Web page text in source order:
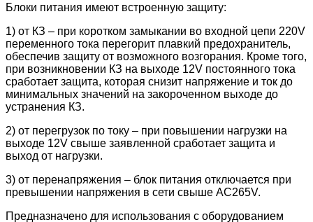
Блоки питания имеют встроенную защиту:
1) от КЗ – при коротком замыкании во входной цепи 220V
переменного тока перегорит плавкий предохранитель,
обеспечив защиту от возможного возгорания. Кроме того,
при возникновении КЗ на выходе 12V постоянного тока
сработает защита, которая снизит напряжение и ток до
минимальных значений на закороченном выходе до
устранения КЗ.
2) от перегрузок по току – при повышении нагрузки на
выходе 12V свыше заявленной сработает защита и
выход от нагрузки.
3) от перенапряжения – блок питания отключается при
превышении напряжения в сети свыше AC265V.
Предназначено для использования с оборудованием